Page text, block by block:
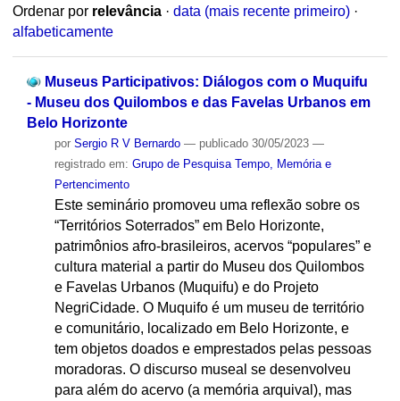
Ordenar por relevância · data (mais recente primeiro) ·
alfabeticamente
Museus Participativos: Diálogos com o Muquifu
- Museu dos Quilombos e das Favelas Urbanos em
Belo Horizonte
por Sergio R V Bernardo — publicado30/05/2023 —
registrado em: Grupo de Pesquisa Tempo, Memória e
Pertencimento
Este seminário promoveu uma reflexão sobre os
“Territórios Soterrados” em Belo Horizonte,
patrimônios afro-brasileiros, acervos “populares” e
cultura material a partir do Museu dos Quilombos
e Favelas Urbanos (Muquifu) e do Projeto
NegriCidade. O Muquifo é um museu de território
e comunitário, localizado em Belo Horizonte, e
tem objetos doados e emprestados pelas pessoas
moradoras. O discurso museal se desenvolveu
para além do acervo (a memória arquival), mas